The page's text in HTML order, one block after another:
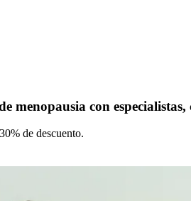
menopausia con
de descuento.